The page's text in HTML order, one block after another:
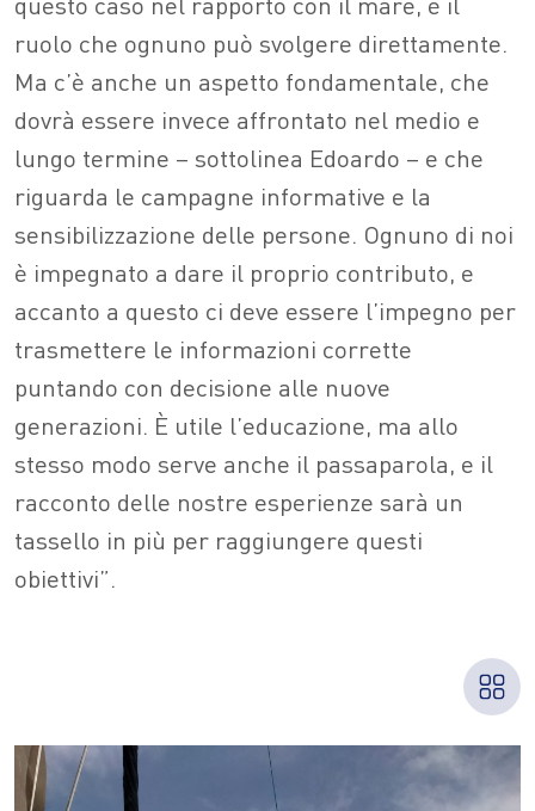
ruolo che ognuno può svolgere direttamente.
Ma c’è anche un aspetto fondamentale, che
dovrà essere invece affrontato nel medio e
lungo termine – sottolinea Edoardo – e che
riguarda le campagne informative e la
sensibilizzazione delle persone. Ognuno di noi
è impegnato a dare il proprio contributo, e
accanto a questo ci deve essere l’impegno per
trasmettere le informazioni corrette
puntando con decisione alle nuove
generazioni. È utile l’educazione, ma allo
stesso modo serve anche il passaparola, e il
racconto delle nostre esperienze sarà un
tassello in più per raggiungere questi
obiettivi”.